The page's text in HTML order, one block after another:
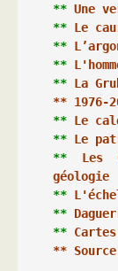
** Une
** Le
**
**
** La
** 1976-
** Le
** Le
**
Les
géologie
**
**
**
**